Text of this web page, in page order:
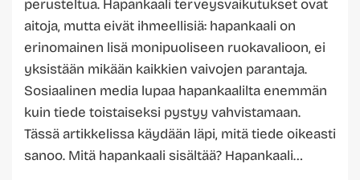
perusteltua. Hapankaali terveysvaikutukset ovat
aitoja, mutta eivät ihmeellisiä: hapankaali on
erinomainen lisä monipuoliseen ruokavalioon, ei
yksistään mikään kaikkien vaivojen parantaja.
Sosiaalinen media lupaa hapankaalilta enemmän
kuin tiede toistaiseksi pystyy vahvistamaan.
Tässä artikkelissa käydään läpi, mitä tiede oikeasti
sanoo. Mitä hapankaali sisältää? Hapankaali…